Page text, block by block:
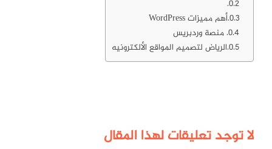
أهم مميزات WordPress
منصة وردبريس
الرياض لتصميم المواقع الألكترونيه
لا توجد تعليقات لهذا المقال